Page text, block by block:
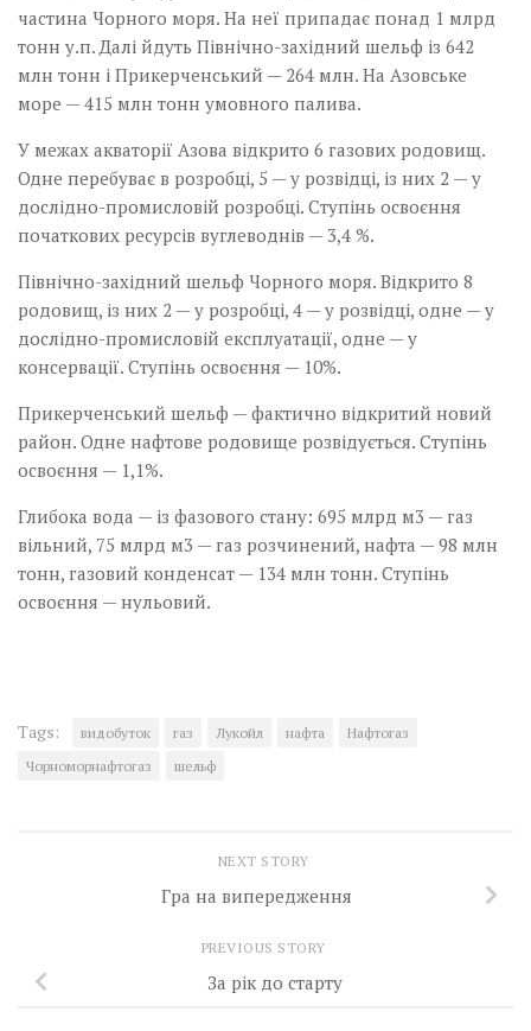
частина Чорного моря. На неї припадає понад 1 млрд
тонн у.п. Далі йдуть Північно-західний шельф із 642
млн тонн і Прикерченський — 264 млн. На Азовське
море — 415 млн тонн умовного палива.
У межах акваторії Азова відкрито 6 газових родовищ.
Одне перебуває в розробці, 5 — у розвідці, із них 2 — у
дослідно-промисловій розробці. Ступінь освоєння
початкових ресурсів вуглеводнів — 3,4 %.
Північно-західний шельф Чорного моря. Відкрито 8
родовищ, із них 2 — у розробці, 4 — у розвідці, одне — у
дослідно-промисловій експлуатації, одне — у
консервації. Ступінь освоєння — 10%.
Прикерченський шельф — фактично відкритий новий
район. Одне нафтове родовище розвідується. Ступінь
освоєння — 1,1%.
Глибока вода — із фазового стану: 695 млрд м3 — газ
вільний, 75 млрд м3 — газ розчинений, нафта — 98 млн
тонн, газовий конденсат — 134 млн тонн. Ступінь
освоєння — нульовий.
Tags: видобуток газ Лукойл нафта
Нафтогаз
Чорноморнафтогаз
шельф
NEXT STORY
Гра на випередження
PREVIOUS STORY
За рік до старту